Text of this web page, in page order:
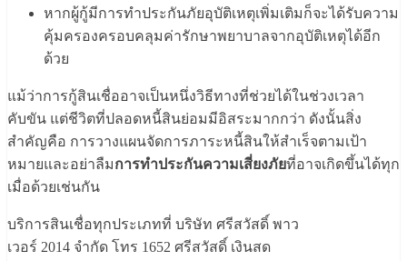
หากผู้กู้มีการทำประกันภัยอุบัติเหตุเพิ่มเติมก็จะได้รับความ
คุ้มครองครอบคลุมค่ารักษาพยาบาลจากอุบัติเหตุได้อีก
ด้วย
แม้ว่าการกู้สินเชื่ออาจเป็นหนึ่งวิธีทางที่ช่วยได้ในช่วงเวลา
คับขัน แต่ชีวิตที่ปลอดหนี้สินย่อมมีอิสระมากกว่า ดังนั้นสิ่ง
สำคัญคือ การวางแผนจัดการภาระหนี้สินให้สำเร็จตามเป้า
หมายและอย่าลืมการทำประกันความเสี่ยงภัยที่อาจเกิดขึ้นได้ทุก
เมื่อด้วยเช่นกัน
บริการสินเชื่อทุกประเภทที่ บริษัท ศรีสวัสดิ์ พาว
เวอร์ 2014 จำกัด โทร 1652 ศรีสวัสดิ์ เงินสด